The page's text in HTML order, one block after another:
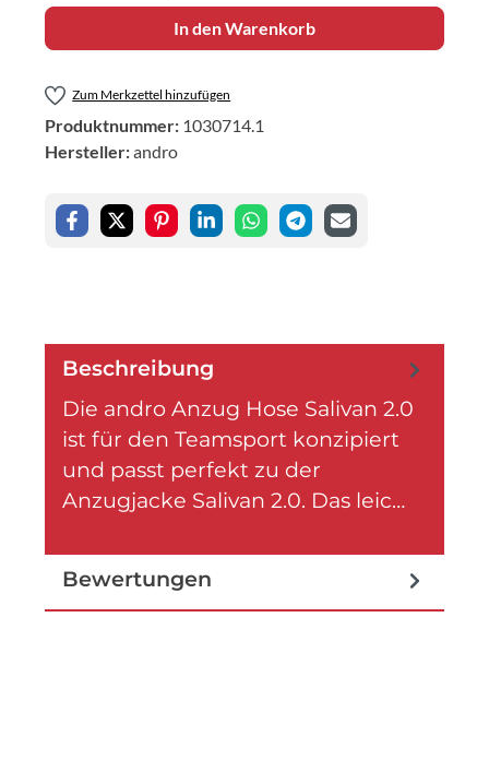
In den Warenkorb
Zum Merkzettel hinzufügen
Produktnummer: 1030714.1
Hersteller:andro
Beschreibung
Die andro Anzug Hose Salivan 2.0
ist für den Teamsport konzipiert
und passt perfekt zu der
Anzugjacke Salivan 2.0. Das leic…
Bewertungen